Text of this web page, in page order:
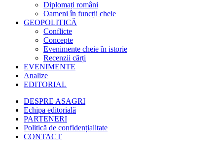
Diplomați români
Oameni în funcții cheie
GEOPOLITICĂ
Conflicte
Concepte
Evenimente cheie în istorie
Recenzii cărți
EVENIMENTE
Analize
EDITORIAL
DESPRE ASAGRI
Echipa editorială
PARTENERI
Politică de confidențialitate
CONTACT